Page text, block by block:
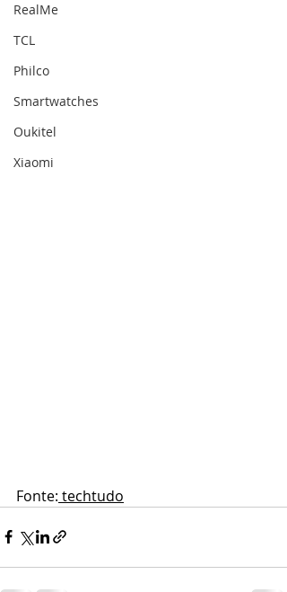
RealMe
TCL
Philco
Smartwatches
Oukitel
Xiaomi
Fonte: techtudo